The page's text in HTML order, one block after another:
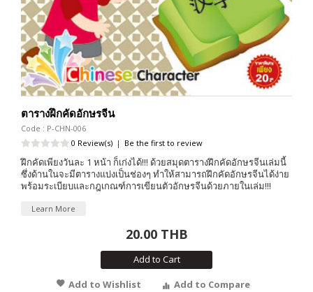
ตารางฝึกคัดอักษรจีน
Code : P-CHN-006
0 Review(s) | Be the first to review
ฝึกคัดเพียงวันละ 1 หน้า ก็เก่งได้!!! ด้วยสมุดตารางฝึกคัดอักษรจีนเล่มนี้
ซึ่งด้านในจะมีตารางแบ่งเป็นช่องๆ ทำให้สามารถฝึกคัดอักษรจีนได้ง่าย
พร้อมระเบียบและกฎเกณฑ์การเขียนตัวอักษรจีนด้วยภายในเล่ม!!!
Learn More
20.00 THB
Add to Cart
Add to Wishlist
Add to Compare